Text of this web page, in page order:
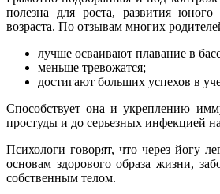
полезна для роста, развития
возраста. По отзывам многих
лучше осваивают плавание в
меньше тревожатся;
достигают больших успехов в
Способствует она и укреплению
простуды и до серьезных инфекцией
Психологи говорят, что через йогу
основам здорового образа жизни,
собственным телом.